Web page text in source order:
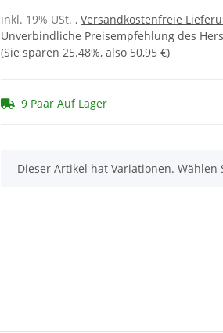
inkl. 19% USt. , Versandkostenfreie
Unverbindliche Preisempfehlung des
(Sie sparen 25.48%, also 50,95 €)
9 Paar Auf Lager
x
Dieser Artikel hat Variationen.